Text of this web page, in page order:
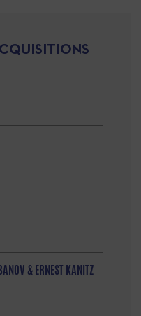
& ERNEST KANITZ